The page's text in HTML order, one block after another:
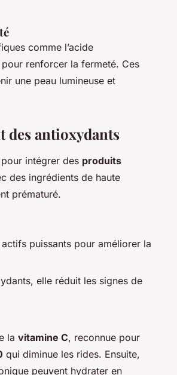
comme l’acide
renforcer la fermeté. Ces
une peau lumineuse et
des antioxydants
intégrer des produits
des ingrédients de haute
prématuré.
puissants pour améliorer la
elle réduit les signes de
la vitamine C, reconnue pour
qui diminue les rides. Ensuite,
peuvent hydrater en